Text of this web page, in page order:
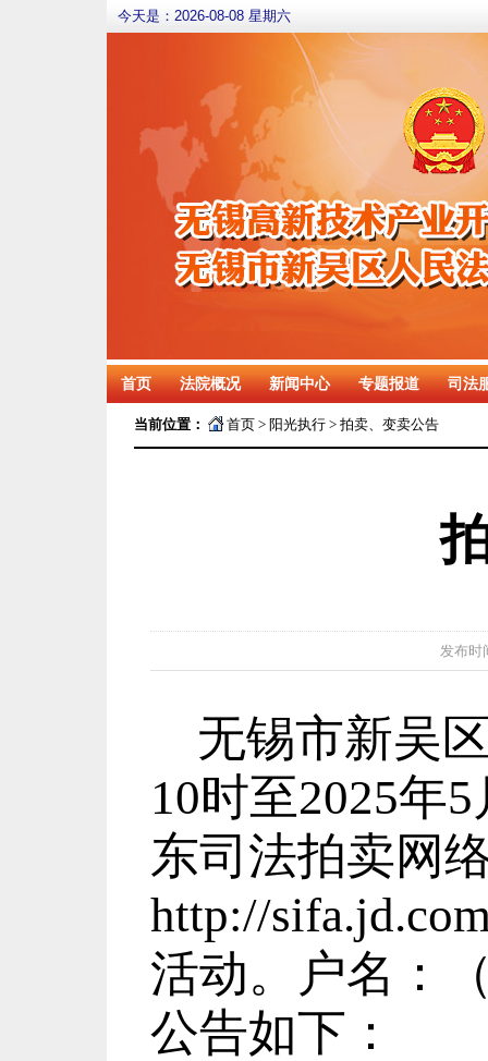
今天是： 2026-08-08 星期六
首页 法院概况 新闻中心 专题报道 司法
当前位置： 首页 > 阳光执行 > 拍卖、变卖公告
发布时
无锡市新吴
10时至2025年
东司法拍卖网
http://
活动。户名：
公告如下：